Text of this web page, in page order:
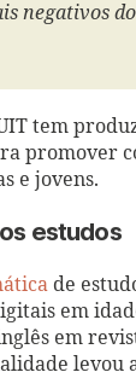
negativos
tem
promover
e jovens.
estudos
de
em
em
levou